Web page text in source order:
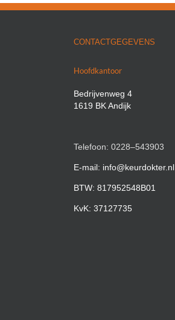
CONTACTGEGEVENS
Hoofdkantoor
Bedrijvenweg 4
1619 BK Andijk
Telefoon: 0228–543903
E-mail: info@keurdokter.nl
BTW: 817952548B01
KvK: 37127735